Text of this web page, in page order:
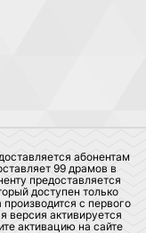
абонентам
99 драмов в
предоставляется
доступен только
с первого
версия активируется
активацию на сайте